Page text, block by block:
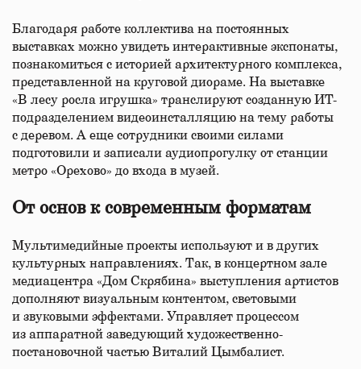
Благодаря работе коллектива на постоянных
выставках можно увидеть интерактивные экспонаты,
познакомиться с историей архитектурного комплекса,
представленной на круговой диораме. На выставке
«В лесу росла игрушка» транслируют созданную ИТ-
подразделением видеоинсталляцию на тему работы
с деревом. А еще сотрудники своими силами
подготовили и записали аудиопрогулку от станции
метро «Орехово» до входа в музей.
От основ к современным форматам
Мультимедийные проекты используют и в других
культурных направлениях. Так, в концертном зале
медиацентра «Дом Скрябина» выступления артистов
дополняют визуальным контентом, световыми
и звуковыми эффектами. Управляет процессом
из аппаратной заведующий художественно-
постановочной частью Виталий Цымбалист.